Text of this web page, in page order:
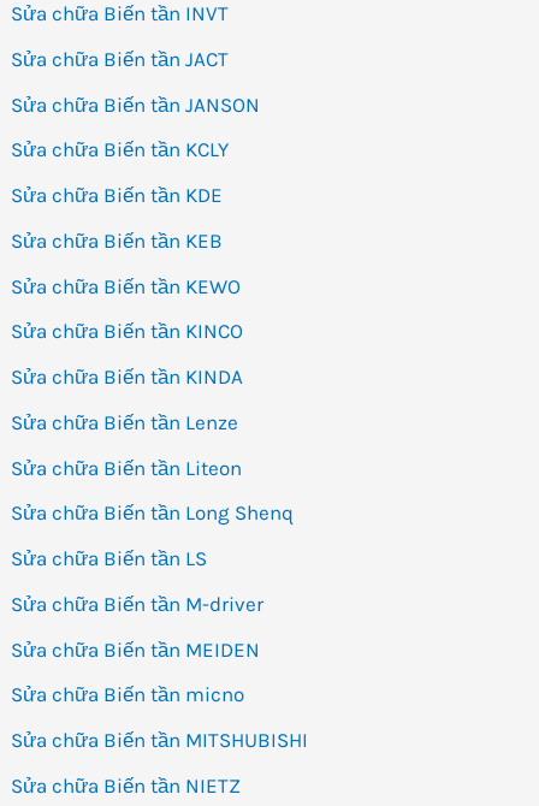
Sửa chữa Biến tần INVT
Sửa chữa Biến tần JACT
Sửa chữa Biến tần JANSON
Sửa chữa Biến tần KCLY
Sửa chữa Biến tần KDE
Sửa chữa Biến tần KEB
Sửa chữa Biến tần KEWO
Sửa chữa Biến tần KINCO
Sửa chữa Biến tần KINDA
Sửa chữa Biến tần Lenze
Sửa chữa Biến tần Liteon
Sửa chữa Biến tần Long Shenq
Sửa chữa Biến tần LS
Sửa chữa Biến tần M-driver
Sửa chữa Biến tần MEIDEN
Sửa chữa Biến tần micno
Sửa chữa Biến tần MITSHUBISHI
Sửa chữa Biến tần NIETZ